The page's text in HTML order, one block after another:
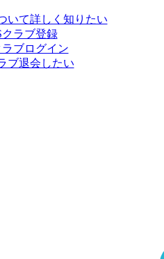
いて詳しく知りたい
クラブ登録
ラブログイン
ブ退会したい